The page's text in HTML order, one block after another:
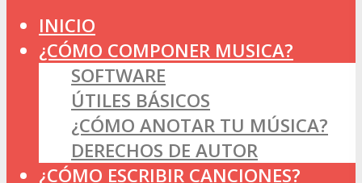
INICIO
¿CÓMO COMPONER MUSICA?
SOFTWARE
ÚTILES BÁSICOS
¿CÓMO ANOTAR TU MÚSICA?
DERECHOS DE AUTOR
¿CÓMO ESCRIBIR CANCIONES?